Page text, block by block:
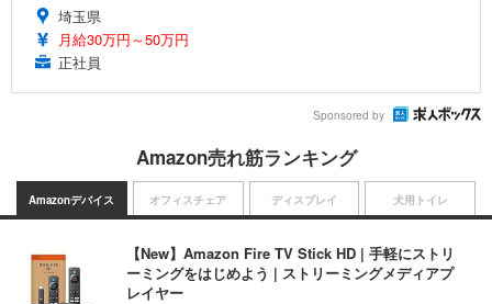
埼玉県
月給30万円～50万円
正社員
Sponsored by
Amazon売れ筋ランキング
Amazonデバイス
【New】Amazon Fire TV Stick HD | 手軽にストリ
ーミングをはじめよう | ストリーミングメディアプ
レイヤー
オフィスチェア ディスプレイ 犬用トイレ